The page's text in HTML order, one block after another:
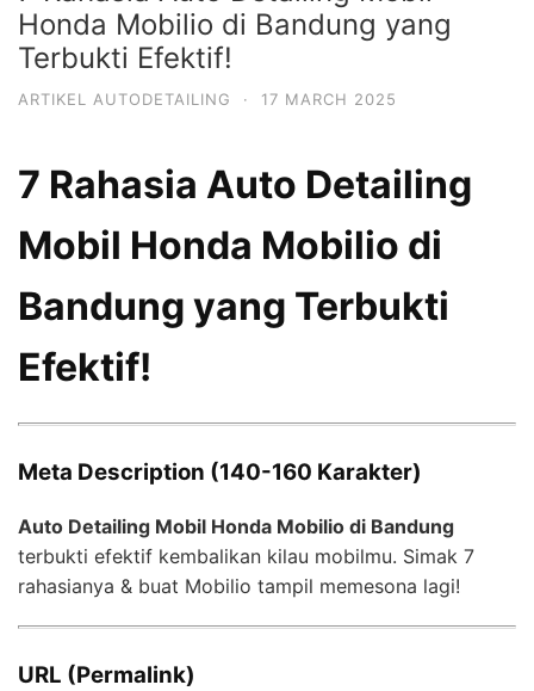
Honda Mobilio di Bandung yang
Terbukti Efektif!
ARTIKEL AUTODETAILING · 17 MARCH 2025
7 Rahasia Auto Detailing
Mobil Honda Mobilio di
Bandung yang Terbukti
Efektif!
Meta Description (140-160 Karakter)
Auto Detailing Mobil Honda Mobilio di Bandung
terbukti efektif kembalikan kilau mobilmu. Simak 7
rahasianya & buat Mobilio tampil memesona lagi!
URL (Permalink)